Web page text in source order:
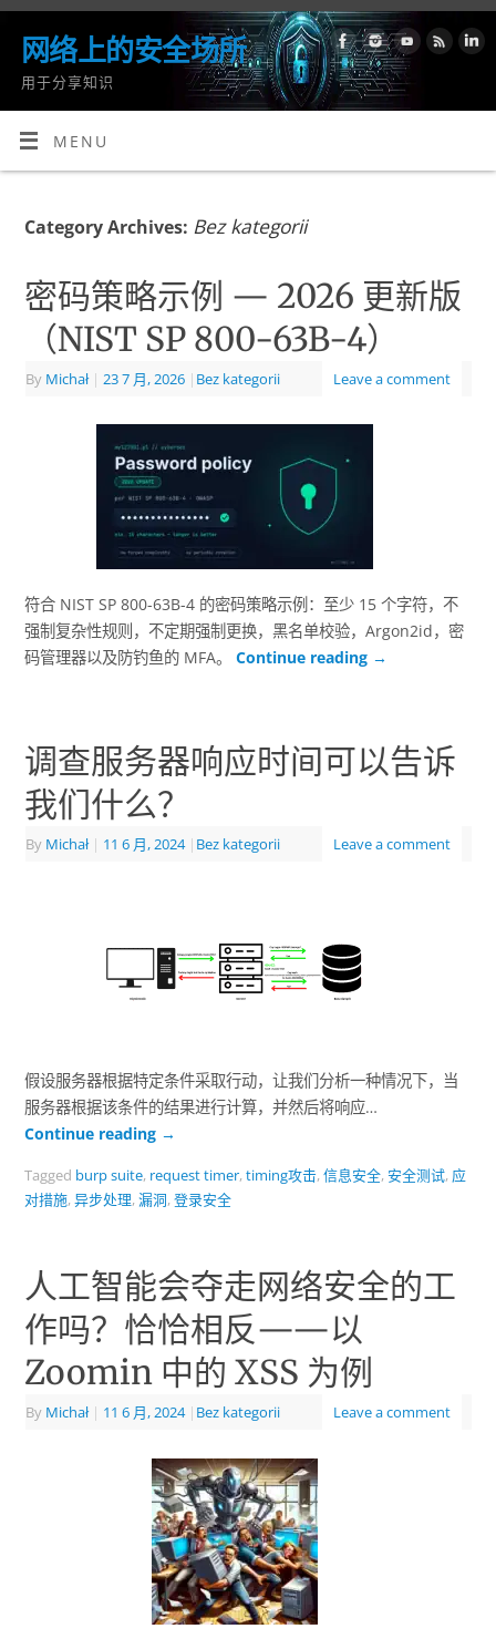
网络上的安全场所
用于分享知识
MENU
Category Archives: Bez kategorii
密码策略示例 — 2026 更新版
（NIST SP 800-63B-4）
By Michał | 23 7 月, 2026 | Bez kategorii Leave a comment
符合 NIST SP 800-63B-4 的密码策略示例：至少 15 个字符，不
强制复杂性规则，不定期强制更换，黑名单校验，Argon2id，密
码管理器以及防钓鱼的 MFA。 Continue reading →
调查服务器响应时间可以告诉
我们什么？
By Michał | 11 6 月, 2024 | Bez kategorii Leave a comment
假设服务器根据特定条件采取行动，让我们分析一种情况下，当
服务器根据该条件的结果进行计算，并然后将响应…
Continue reading →
Tagged burp suite, request timer,timing攻击,信息安全,安全测试, 应
对措施,异步处理,漏洞,登录安全
人工智能会夺走网络安全的工
作吗？恰恰相反——以
Zoomin 中的 XSS 为例
By Michał | 11 6 月, 2024 | Bez kategorii Leave a comment